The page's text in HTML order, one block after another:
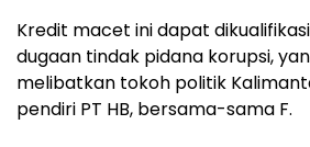
Kredit macet ini dapat
dugaan tindak pidana korupsi,
melibatkan tokoh politik
pendiri PT HB, bersama-sama F.